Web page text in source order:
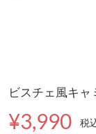
ビスチェ風キ
¥3,990 税